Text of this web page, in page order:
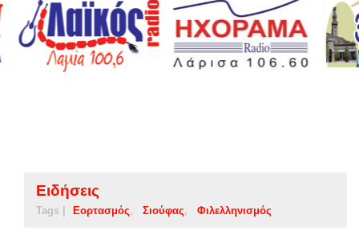
Ειδήσεις
Tags | Εορτασμός Σιούφας Φιλελληνισμός